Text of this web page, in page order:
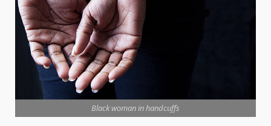
Black woman in handcuffs